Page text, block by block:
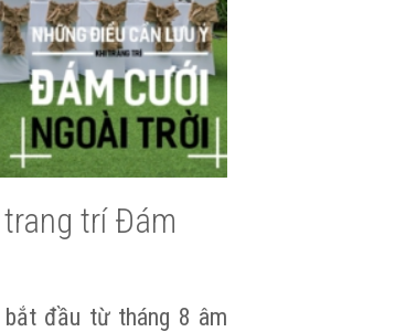
trí Đám
đầu từ tháng 8 âm